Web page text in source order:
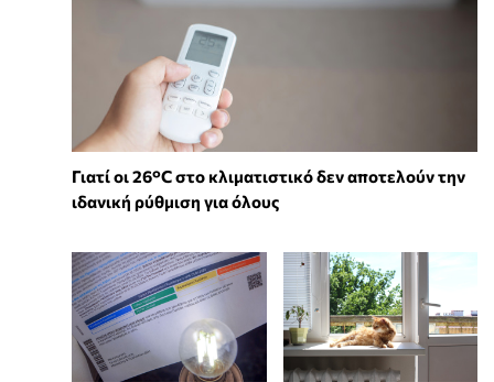
Γιατί οι 26°C στο κλιματιστικό δεν αποτελούν την
ιδανική ρύθμιση για όλους